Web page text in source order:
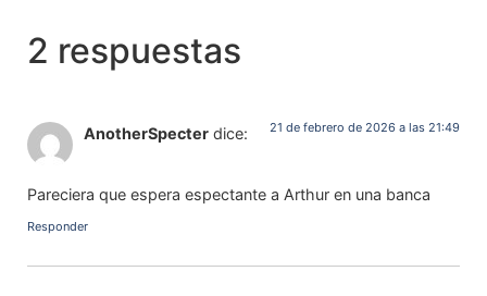
2 respuestas
AnotherSpecter dice: 21 de febrero de 2026 a las 21:49
Pareciera que espera espectante a Arthur en una banca
Responder